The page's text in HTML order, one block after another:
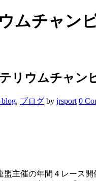
ムチャン
リウムチャン
, ブログ by jrsport 0
盟主催の年間４レース開